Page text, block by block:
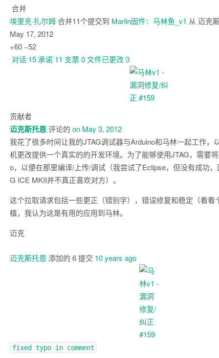
合并
埃里克·扎尔姆 合并11个提交到 Marlin固件： 马林鱼_v1 从 迈克
May 17, 2012
+60 −52
对话 15 承诺 11 支票0文件已更改3
贡献者
迈克斯托恩评论的 on May 3, 2012
我花了很多时间让我的JTAG调试器与Arduino和马林一起工作，
机更改提供一个真实的的开发环境。为了能够使用JTAG，需要
o，以便在那里编译/上传/调试（我尝试了Eclipse，但没有成功
G ICE MKII并不真正喜欢对方）。
这个拉取请求包括一些更正（错别字），错误修复和稳定（看看
植，我认为这是有用的应用到马林。
迈克
迈克斯托恩 添加的 6提交 10 years ago
fixed typo in comment